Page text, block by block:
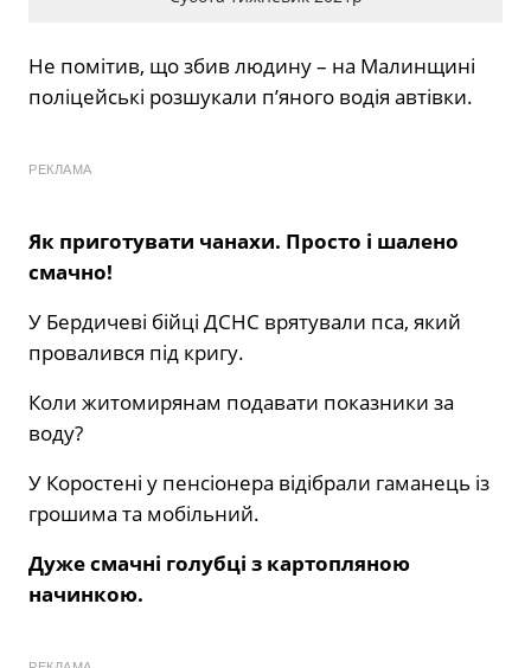
Не помітив, що збив людину – на Малинщині
поліцейські розшукали п’яного водія автівки.
РЕКЛАМА
Як приготувати чанахи. Просто і шалено
смачно!
У Бердичеві бійці ДСНС врятували пса, який
провалився під кригу.
Коли житомирянам подавати показники за
воду?
У Коростені у пенсіонера відібрали гаманець із
грошима та мобільний.
Дуже смачні голубці з картопляною
начинкою.